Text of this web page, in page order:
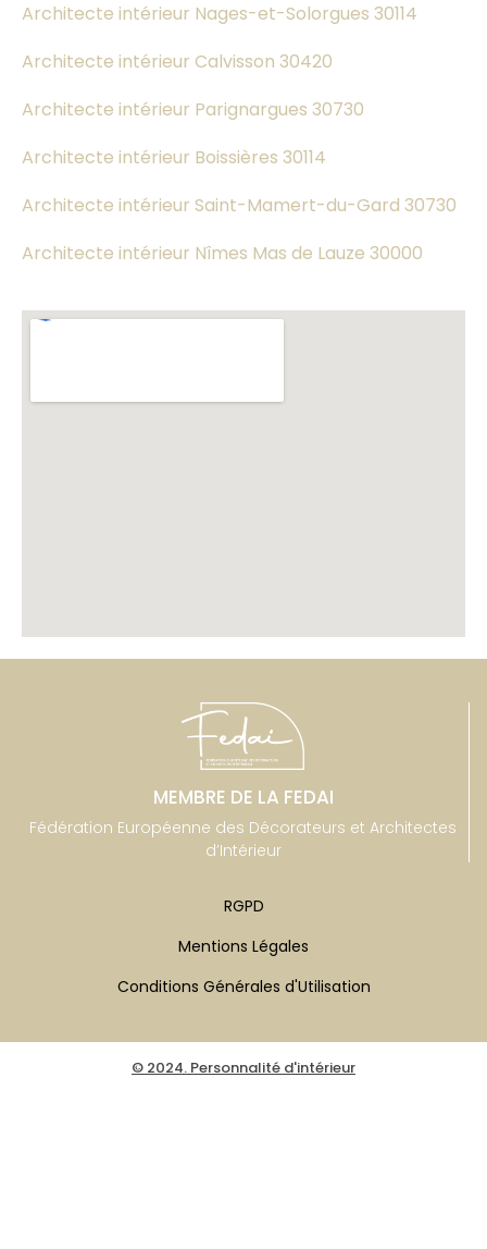
Architecte intérieur Nages-et-Solorgues 30114
Architecte intérieur Calvisson 30420
Architecte intérieur Parignargues 30730
Architecte intérieur Boissières 30114
Architecte intérieur Saint-Mamert-du-Gard 30730
Architecte intérieur Nîmes Mas de Lauze 30000
MEMBRE DE LA FEDAI
Fédération Européenne des Décorateurs et Architectes
d’Intérieur
RGPD
Mentions Légales
Conditions Générales d'Utilisation
© 2024. Personnalité d'intérieur